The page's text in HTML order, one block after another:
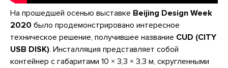
На прошедшей осенью выставке Beijing Design Week
2020 было продемонстрировано интересное
техническое решение, получившее название CUD (CITY
USB DISK). Инсталляция представляет собой
контейнер с габаритами 10 × 3,3 × 3,3 м, скругленными